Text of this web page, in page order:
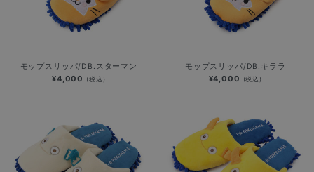
モップスリッパ/DB.スターマン
¥4,000 (税込)
モップスリッパ/DB.キララ
¥4,000 (税込)